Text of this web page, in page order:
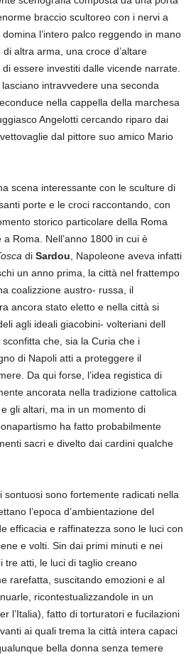
braccio scultoreo con i nervi a
l’intero palco reggendo in mano
altra arma, una croce d’altare
essere investiti dalle vicende narrate.
intravvedere una seconda
nella cappella della marchesa
Angelotti cercando riparo dai
dal pittore suo amico Mario
scena interessante con le sculture di
porte e le croci raccontando, con
storico particolare della Roma
Roma. Nell’anno 1800 in cui è
di Sardou, Napoleone aveva infatti
un anno prima, la città nel frattempo
coalizzione austro- russa, il
ancora stato eletto e nella città si
agli ideali giacobini- volteriani dell
che, sia la Curia che i
di Napoli atti a proteggere il
Da qui forse, l’idea registica di
ancorata nella tradizione cattolica
gli altari, ma in un momento di
ha fatto probabilmente
sacri e divelto dai cardini qualche
sontuosi sono fortemente radicati nella
l’epoca d’ambientazione del
efficacia e raffinatezza sono le luci con
e volti. Sin dai primi minuti e nei
tre atti, le luci di taglio creano
rarefatta, suscitando emozioni e al
ricontestualizzandole in un
l’Italia), fatto di torturatori e fucilazioni
ai quali trema la città intera capaci
bella donna senza temere